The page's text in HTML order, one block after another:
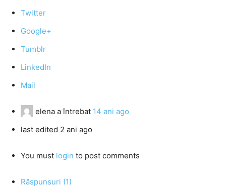
Twitter
Google+
Tumblr
LinkedIn
Mail
elena a întrebat 14 ani ago
last edited 2 ani ago
You must login to post comments
Răspunsuri (1)